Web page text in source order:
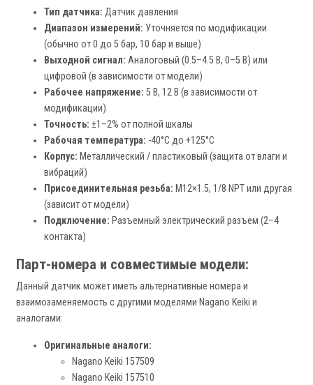
Тип датчика: Датчик давления
Диапазон измерений: Уточняется по модификации
(обычно от 0 до 5 бар, 10 бар и выше)
Выходной сигнал: Аналоговый (0.5–4.5 В, 0–5 В) или
цифровой (в зависимости от модели)
Рабочее напряжение: 5 В, 12 В (в зависимости от
модификации)
Точность: ±1–2% от полной шкалы
Рабочая температура: -40°C до +125°C
Корпус: Металлический / пластиковый (защита от влаги и
вибраций)
Присоединительная резьба: М12×1.5, 1/8 NPT или другая
(зависит от модели)
Подключение: Разъемный электрический разъем (2–4
контакта)
Парт-номера и совместимые модели:
Данный датчик может иметь альтернативные номера и
взаимозаменяемость с другими моделями Nagano Keiki и
аналогами:
Оригинальные аналоги:
Nagano Keiki 157509
Nagano Keiki 157510